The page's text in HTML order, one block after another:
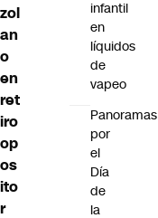
zol
an
o
en
ret
iro
op
os
ito
r
infantil
en
líquidos
de
vapeo
Panoramas
por
el
Día
de
la